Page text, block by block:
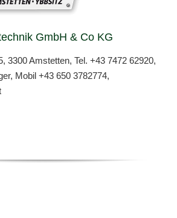
GmbH & Co KG
3300 Amstetten, Tel. +43 7472 62920,
Mobil +43 650 3782774,